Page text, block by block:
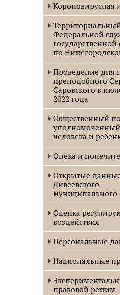
Короновирусная
Федеральной
государственной
по
Проведение дня
преподобного
Саровского в
2022 года
Oбщественный
человека и
Опека и
Открытые данные
Дивеевского
муниципального
Оценка
воздействия
Персональные
Национальные
правовой режим